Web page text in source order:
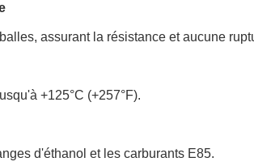
assurant la résistance et aucune
+125°C (+257°F).
d'éthanol et les carburants E85.